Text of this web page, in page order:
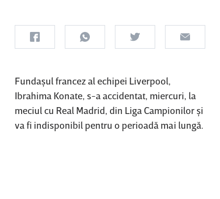
Fundaşul francez al echipei Liverpool,
Ibrahima Konate, s-a accidentat, miercuri, la
meciul cu Real Madrid, din Liga Campionilor şi
va fi indisponibil pentru o perioadă mai lungă.